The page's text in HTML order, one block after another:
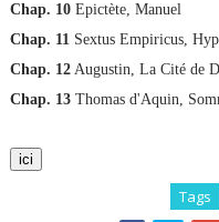
Chap. 10Epictète, Manuel
Chap. 11Sextus Empiricus,
Chap. 12Augustin, La Cité de
Chap. 13Thomas d'Aquin,
ici
Tags